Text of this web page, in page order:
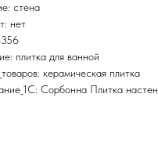
стена
нет
плитка для ванной
керамическая плитка
Сорбонна Плитка